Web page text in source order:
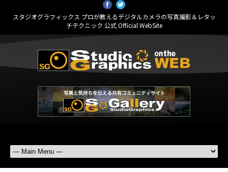
スタジオグラフィックス プロが教えるデジタルカメラの写真撮影＆レタッ
チテクニック 公式 Official WebSite